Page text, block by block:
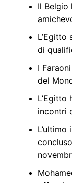
Il
di
I
del
incontri